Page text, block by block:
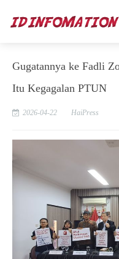
Gugatannya ke Fadli
Itu Kegagalan PTUN
2026-04-22 HaiPress